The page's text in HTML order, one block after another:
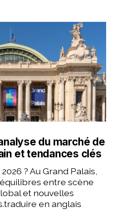
du marché de
et tendances clés
? Au Grand Palais,
entre scène
et nouvelles
en anglais